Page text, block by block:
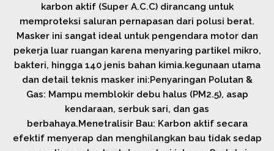
karbon aktif (Super A.C.C) dirancang untuk
memproteksi saluran pernapasan dari polusi berat.
Masker ini sangat ideal untuk pengendara motor dan
pekerja luar ruangan karena menyaring partikel mikro,
bakteri, hingga 140 jenis bahan kimia.kegunaan utama
dan detail teknis masker ini:Penyaringan Polutan &
Gas: Mampu memblokir debu halus (PM2.5), asap
kendaraan, serbuk sari, dan gas
berbahaya.Menetralisir Bau: Karbon aktif secara
efektif menyerap dan menghilangkan bau tidak sedap